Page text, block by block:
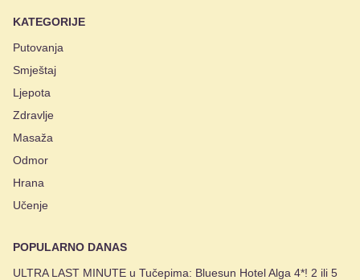
KATEGORIJE
Putovanja
Smještaj
Ljepota
Zdravlje
Masaža
Odmor
Hrana
Učenje
POPULARNO DANAS
ULTRA LAST MINUTE u Tučepima: Bluesun Hotel Alga 4*! 2 ili 5